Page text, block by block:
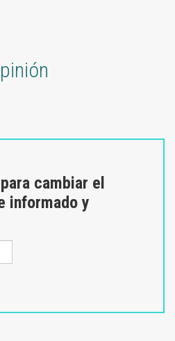
cambiar el
informado y